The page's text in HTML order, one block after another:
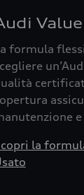
formula
la